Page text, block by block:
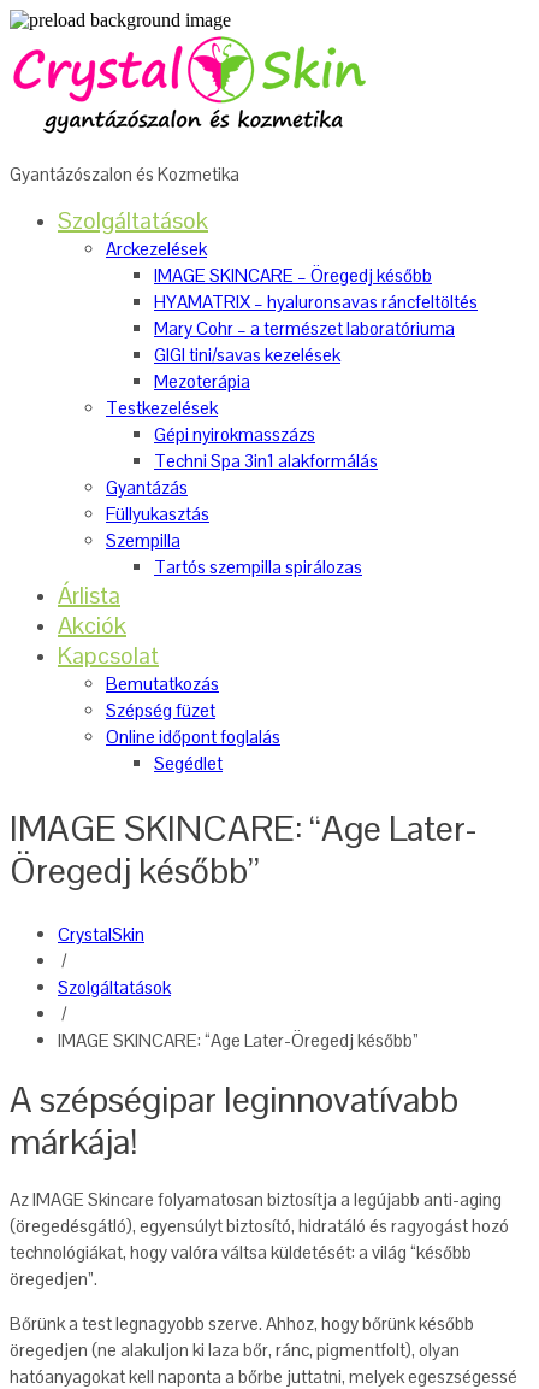
Gyantázószalon és Kozmetika
Szolgáltatások
Arckezelések
IMAGE SKINCARE – Öregedj később
HYAMATRIX – hyaluronsavas ráncfeltöltés
Mary Cohr – a természet laboratóriuma
GIGI tini/savas kezelések
Mezoterápia
Testkezelések
Gépi nyirokmasszázs
Techni Spa 3in1 alakformálás
Gyantázás
Füllyukasztás
Szempilla
Tartós szempilla spirálozas
Árlista
Akciók
Kapcsolat
Bemutatkozás
Szépség füzet
Online időpont foglalás
Segédlet
IMAGE SKINCARE: “Age Later-
Öregedj később”
CrystalSkin
/
Szolgáltatások
/
IMAGE SKINCARE: “Age Later-Öregedj később”
A szépségipar leginnovatívabb
márkája!
Az IMAGE Skincare folyamatosan biztosítja a legújabb anti-aging
(öregedésgátló), egyensúlyt biztosító, hidratáló és ragyogást hozó
technológiákat, hogy valóra váltsa küldetését: a világ “később
öregedjen”.
Bőrünk a test legnagyobb szerve. Ahhoz, hogy bőrünk később
öregedjen (ne alakuljon ki laza bőr, ránc, pigmentfolt), olyan
hatóanyagokat kell naponta a bőrbe juttatni, melyek egeszségessé